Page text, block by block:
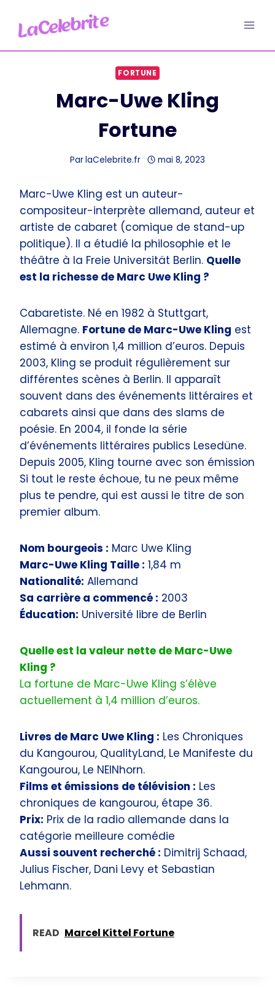
contenu
FORTUNE
Marc-Uwe Kling
Fortune
ParlaCelebrite.fr mai 8, 2023
Marc-Uwe Kling est un auteur-
compositeur-interprète allemand, auteur et
artiste de cabaret (comique de stand-up
politique). Il a étudié la philosophie et le
théâtre à la Freie Universität Berlin. Quelle
est la richesse de Marc Uwe Kling ?
Cabaretiste. Né en 1982 à Stuttgart,
Allemagne. Fortune de Marc-Uwe Kling est
estimé à environ 1,4 million d’euros. Depuis
2003, Kling se produit régulièrement sur
différentes scènes à Berlin. Il apparaît
souvent dans des événements littéraires et
cabarets ainsi que dans des slams de
poésie. En 2004, il fonde la série
d’événements littéraires publics Lesedüne.
Depuis 2005, Kling tourne avec son émission
Si tout le reste échoue, tu ne peux même
plus te pendre, qui est aussi le titre de son
premier album.
Nom bourgeois : Marc Uwe Kling
Marc-Uwe Kling Taille : 1,84 m
Nationalité: Allemand
Sa carrière a commencé : 2003
Éducation: Université libre de Berlin
Quelle est la valeur nette de Marc-Uwe
Kling ?
La fortune de Marc-Uwe Kling s’élève
actuellement à 1,4 million d’euros.
Livres de Marc Uwe Kling : Les Chroniques
du Kangourou, QualityLand, Le Manifeste du
Kangourou, Le NEINhorn.
Films et émissions de télévision : Les
chroniques de kangourou, étape 36.
Prix: Prix ​​de la radio allemande dans la
catégorie meilleure comédie
Aussi souvent recherché : Dimitrij Schaad,
Julius Fischer, Dani Levy et Sebastian
Lehmann.
READ Marcel Kittel Fortune